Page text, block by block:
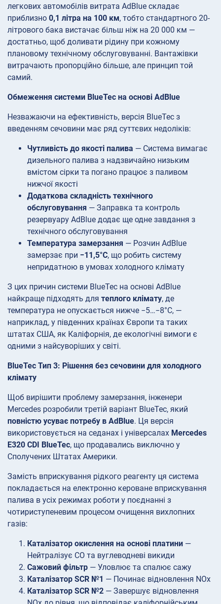
легкових автомобілів витрата AdBlue складає
приблизно 0,1 літра на 100 км, тобто стандартного 20-
літрового бака вистачає більш ніж на 20 000 км —
достатньо, щоб доливати рідину при кожному
плановому технічному обслуговуванні. Вантажівки
витрачають пропорційно більше, але принцип той
самий.
Обмеження системи BlueTec на основі AdBlue
Незважаючи на ефективність, версія BlueTec з
введенням сечовини має ряд суттєвих недоліків:
Чутливість до якості палива — Система вимагає
дизельного палива з надзвичайно низьким
вмістом сірки та погано працює з паливом
нижчої якості
Додаткова складність технічного
обслуговування — Заправка та контроль
резервуару AdBlue додає ще одне завдання з
технічного обслуговування
Температура замерзання — Розчин AdBlue
замерзає при −11,5°C, що робить систему
непридатною в умовах холодного клімату
З цих причин системи BlueTec на основі AdBlue
найкраще підходять для теплого клімату, де
температура не опускається нижче −5…−8°C, —
наприклад, у південних країнах Європи та таких
штатах США, як Каліфорнія, де екологічні вимоги є
одними з найсуворіших у світі.
BlueTec Тип 3: Рішення без сечовини для холодного
клімату
Щоб вирішити проблему замерзання, інженери
Mercedes розробили третій варіант BlueTec, який
повністю усуває потребу в AdBlue. Ця версія
використовується на седанах і універсалах Mercedes
E320 CDI BlueTec, що продавались виключно у
Сполучених Штатах Америки.
Замість вприскування рідкого реагенту ця система
покладається на електронно кероване вприскування
палива в усіх режимах роботи у поєднанні з
чотириступеневим процесом очищення вихлопних
газів:
Каталізатор окислення на основі платини —
Нейтралізує CO та вуглеводневі викиди
Сажовий фільтр — Уловлює та спалює сажу
Каталізатор SCR №1 — Починає відновлення NOx
Каталізатор SCR №2 — Завершує відновлення